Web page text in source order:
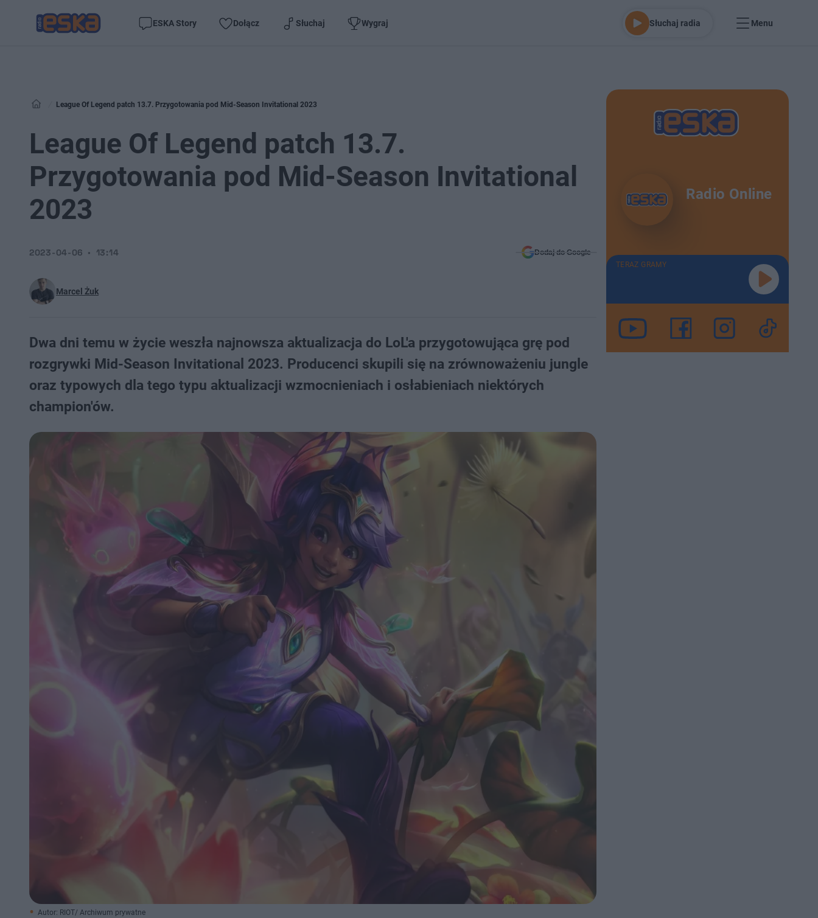
ESKA Story Dołącz Słuchaj Wygraj Słuchaj radia Menu
League Of Legend patch 13.7. Przygotowania pod Mid-Season Invitational 2023
League Of Legend patch 13.7.
Przygotowania pod Mid-Season Invitational
2023
Marcel Żuk
2023-04-06 13:14 Dodaj do Google
Dwa dni temu w życie weszła najnowsza aktualizacja do LoL'a przygotowująca grę pod
rozgrywki Mid-Season Invitational 2023. Producenci skupili się na zrównoważeniu jungle
oraz typowych dla tego typu aktualizacji wzmocnieniach i osłabieniach niektórych
champion'ów.
Autor: RIOT/ Archiwum prywatne
Radio Online
TERAZ GRAMY